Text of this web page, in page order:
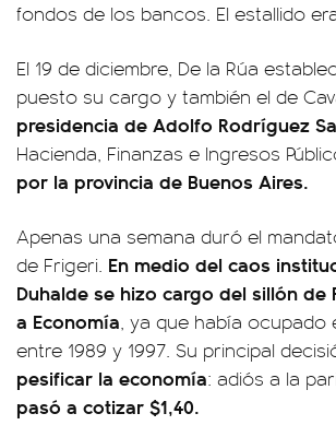
fondos de los bancos. El estallido
El 19 de diciembre, De la Rúa
puesto su cargo y también el de
presidencia de Adolfo Rodríguez
Hacienda, Finanzas e Ingresos
por la provincia de Buenos Aires.
Apenas una semana duró el
de Frigeri. En medio del caos
Duhalde se hizo cargo del sillón de
a Economía, ya que había ocupado
entre 1989 y 1997. Su principal
pesificar la economía: adiós a la
pasó a cotizar $1,40.